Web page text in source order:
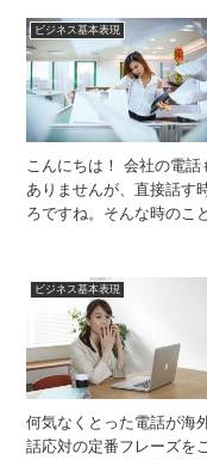
ビジネス基本表現
こんにちは！ 会社の電
ありませんが、直接話す
ろですね。そんな時のこ
ビジネス基本表現
何気なくとった電話が海
話応対の定番フレーズを